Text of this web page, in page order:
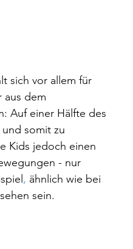
sich vor allem für
aus dem
Auf einer Hälfte des
somit zu
Kids jedoch einen
- nur
, ähnlich wie bei
sein.